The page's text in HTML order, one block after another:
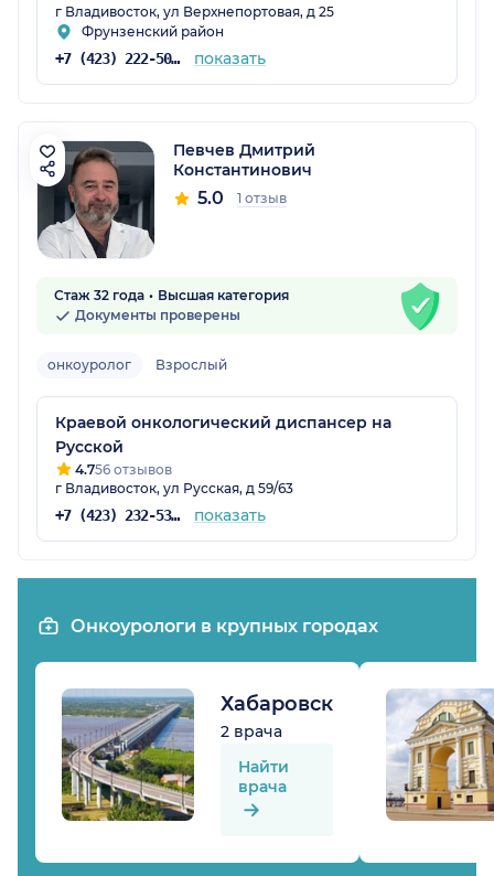
г Владивосток, ул Верхнепортовая, д 25
Фрунзенский район
+7 (423) 222-50-70 показать
Певчев Дмитрий
Константинович
5.0 1 отзыв
Стаж 32 года
Высшая категория
Документы проверены
онкоуролог Взрослый
Краевой онкологический диспансер на
Русской
4.756 отзывов
г Владивосток, ул Русская, д 59/63
+7 (423) 232-53-79 показать
Онкоурологи в крупных городах
Хабаровск
2 врача
Найти
врача